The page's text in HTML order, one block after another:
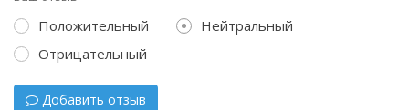
Положительный
Нейтральный
Отрицательный
Добавить отзыв